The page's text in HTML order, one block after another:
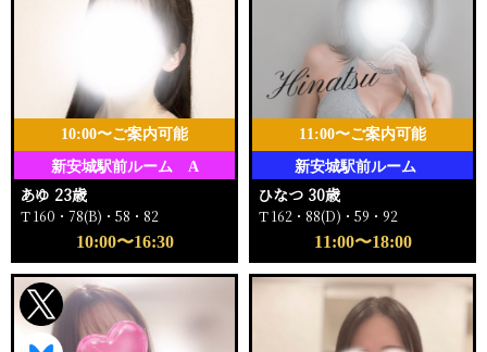
新安城駅前ルーム A
10:00〜ご案内可能
あゆ 23歳
Ｔ160・78(B)・58・82
10:00〜16:30
新安城駅前ルーム
11:00〜ご案内可能
ひなつ 30歳
Ｔ162・88(D)・59・92
11:00〜18:00